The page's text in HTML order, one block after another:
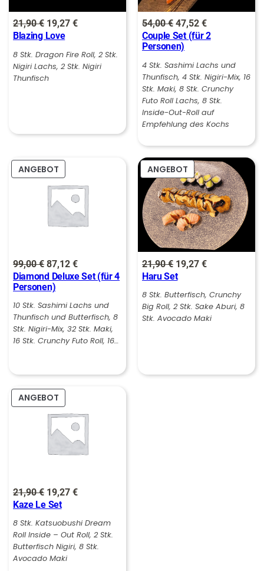
r
:
4
€
7
€
21,90€ Ursprünglicher
Preis
war:
21,90 €
19,27€Aktueller
ist:
19,27 €.
Blazing Love
8 Stk. Dragon Fire Roll, 2 Stk.
Nigiri Lachs, 2 Stk. Nigiri
Thunfisch
54,00€ Ursprünglicher
Preis
war:
54,00 €
47,52€Aktueller
Preis
47,52 €.
Couple Set (für 2
Personen)
4 Stk. Sashimi Lachs und
Thunfisch, 4 Stk. Nigiri-Mix, 16
Stk. Maki, 8 Stk. Crunchy
Futo Roll Lachs, 8 Stk.
Inside-Out-Roll auf
Empfehlung des Kochs
ANGEBOTPRODUKT
IM
ANGEBOT
99,00€ Ursprünglicher
Preis
war:
99,00 €
87,12€Aktueller
Preis
87,12 €.
Diamond Deluxe Set (für 4
Personen)
10 Stk. Sashimi Lachs und
Thunfisch und Butterfisch, 8
Stk. Nigiri-Mix, 32 Stk. Maki,
16 Stk. Crunchy Futo Roll, 16…
ANGEBOTPRODUKT
IM
ANGEBOT
21,90€ Ursprünglicher
Preis
war:
21,90 €
19,27€Aktueller
ist:
19,27 €.
Haru Set
8 Stk. Butterfisch, Crunchy
Big Roll, 2 Stk. Sake Aburi, 8
Stk. Avocado Maki
ANGEBOTPRODUKT
IM
ANGEBOT
21,90€ Ursprünglicher
Preis
war:
21,90 €
19,27€Aktueller
ist:
19,27 €.
Kaze Le Set
8 Stk. Katsuobushi Dream
Roll Inside – Out Roll, 2 Stk.
Butterfisch Nigiri, 8 Stk.
Avocado Maki